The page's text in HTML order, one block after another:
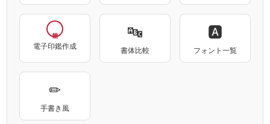
電子印鑑作成
🔤
書体比較
🅰
フォント一覧
✏
手書き風